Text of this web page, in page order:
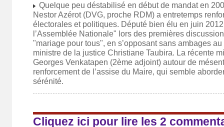
Quelque peu déstabilisé en début de mandat en
Nestor Azérot (DVG, proche RDM) a entretemps
électorales et politiques. Député bien élu en juin
l’Assemblée Nationale" lors des premières
"mariage pour tous", en s’opposant sans ambages
ministre de la justice Christiane Taubira. La récente
Georges Venkatapen (2ème adjoint) autour de
renforcement de l’assise du Maire, qui semble
sérénité.
Cliquez ici pour lire les 2